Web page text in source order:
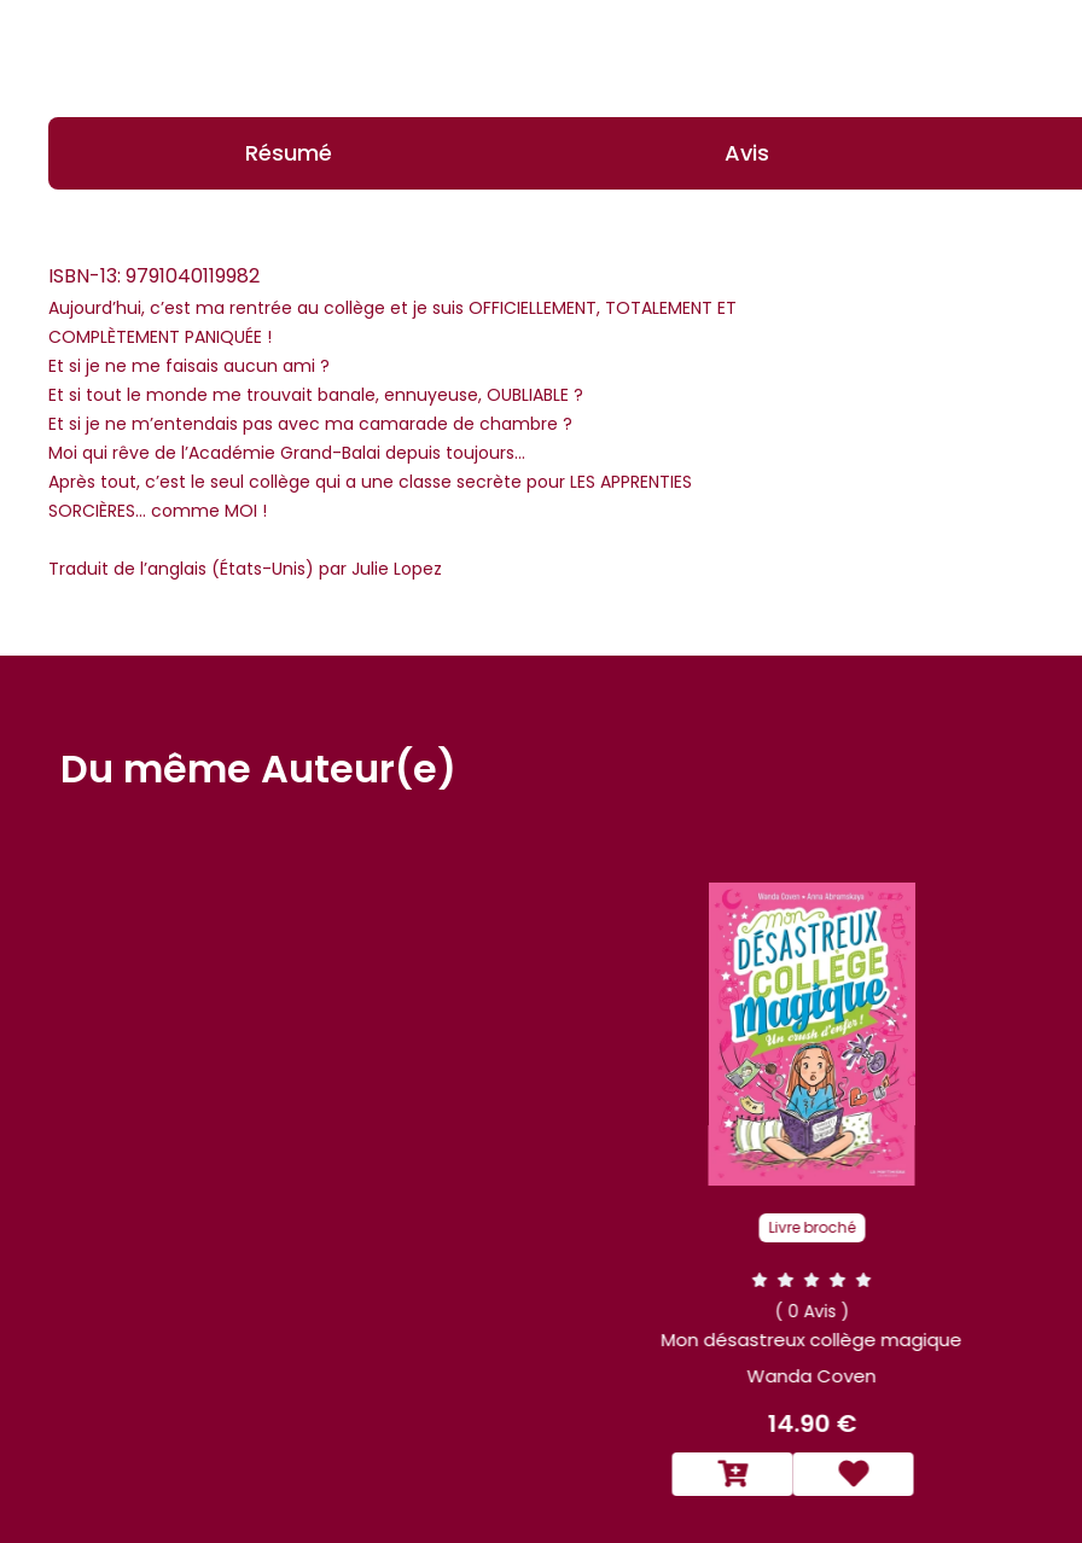
Résumé Avis
ISBN-13: 9791040119982
Aujourd’hui, c’est ma rentrée au collège et je suis OFFICIELLEMENT, TOTALEMENT ET
COMPLÈTEMENT PANIQUÉE !
Et si je ne me faisais aucun ami ?
Et si tout le monde me trouvait banale, ennuyeuse, OUBLIABLE ?
Et si je ne m’entendais pas avec ma camarade de chambre ?
Moi qui rêve de l’Académie Grand-Balai depuis toujours…
Après tout, c’est le seul collège qui a une classe secrète pour LES APPRENTIES
SORCIÈRES… comme MOI !
Traduit de l’anglais (États-Unis) par Julie Lopez
*Guests cannot publish reviews
Du même Auteur(e)
Livre broché
( 0 Avis )
Mon désastreux collège magique
Wanda Coven
14.90 €